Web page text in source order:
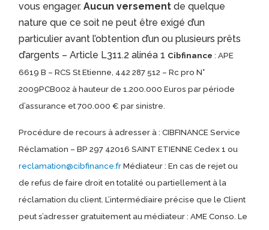
vous engager.Aucun versement de quelque
nature que ce soit ne peut être exigé d’un
particulier avant l’obtention d’un ou plusieurs prêts
d’argents – Article L311.2 alinéa 1 Cibfinance: APE
6619 B – RCS St Etienne, 442 287 512 – Rc pro N°
2009PCB002 à hauteur de 1.200.000 Euros par période
d’assurance et 700.000 € par sinistre.
Procédure de recours à adresser à : CIBFINANCE Service
Réclamation – BP 297 42016 SAINT ETIENNE Cedex 1 ou
reclamation@cibfinance.frMédiateur : En cas de rejet ou
de refus de faire droit en totalité ou partiellement à la
réclamation du client. L’intermédiaire précise que le Client
peut s’adresser gratuitement au médiateur : AME Conso. Le